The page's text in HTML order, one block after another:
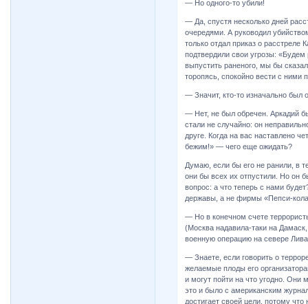
— Но одного-то убили!
— Да, спустя несколько дней
очередями. А руководил
только отдал приказ о расстреле
подтвердили свои угрозы:
выпустить раненого, мы бы
торопясь, спокойно вести с ними
— Значит, кто-то изначально был
— Нет, не был обречен. Аркадий
стали не случайно: он
друге. Когда на вас наставлено
бежим!» — чего еще ожидать?
Думаю, если бы его не ранили, в
они бы всех их отпустили. Но он
вопрос: а что теперь с нами
державы, а не фирмы «Пепси-
— Но в конечном счете
(Москва надавила-таки на
военную операцию на севере
— Знаете, если говорить о
желаемые плоды его
и могут пойти на что угодно. Они
это и было с американским
достигает своей цели, потому